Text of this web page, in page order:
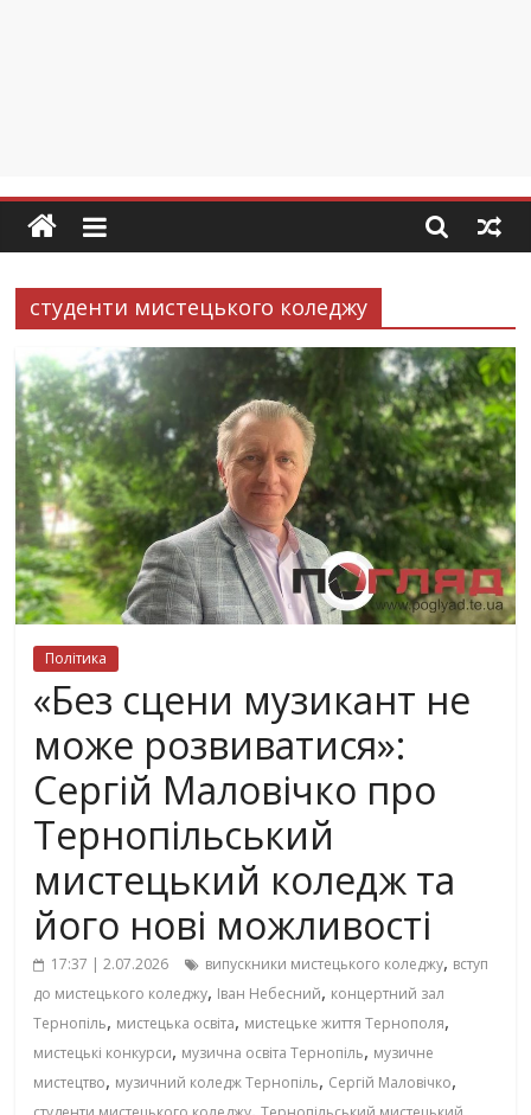
студенти мистецького коледжу
Політика
«Без сцени музикант не
може розвиватися»:
Сергій Маловічко про
Тернопільський
мистецький коледж та
його нові можливості
17:37 | 2.07.2026 випускники мистецького коледжу, вступ
до мистецького коледжу, Іван Небесний, концертний зал
Тернопіль, мистецька освіта, мистецьке життя Тернополя,
мистецькі конкурси, музична освіта Тернопіль, музичне
мистецтво, музичний коледж Тернопіль, Сергій Маловічко,